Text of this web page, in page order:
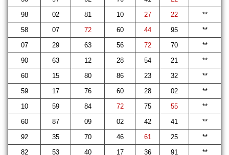
98
02 81 10 27 22
**
58
07 72 60 44 95
**
07
29 63 56 72 70
**
90
63 12 28 54 21
**
60
15 80 86 23 32
**
59
17 76 60 28 02
**
10
59 84 72 75 55
**
60
87 09 02 42 41
**
92
35 70 46 61 25
**
82
53 40 17 36 91 **